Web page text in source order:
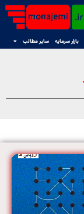
بازار سرمایه سایر مطالب